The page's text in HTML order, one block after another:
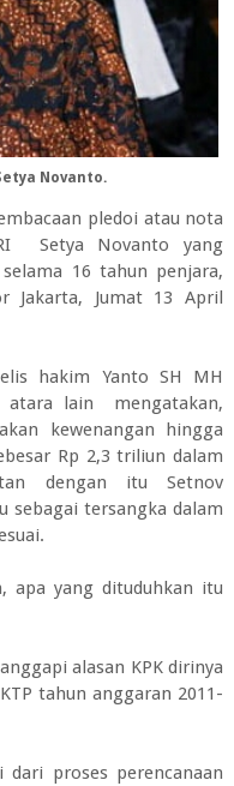
Novanto.
pledoi atau nota
Setya Novanto yang
16 tahun penjara,
Jakarta, Jumat 13 April
hakim Yanto SH MH
atara lain mengatakan,
kewenangan hingga
Rp 2,3 triliun dalam
dengan itu Setnov
sebagai tersangka dalam
apa yang dituduhkan itu
alasan KPK dirinya
tahun anggaran 2011-
proses perencanaan